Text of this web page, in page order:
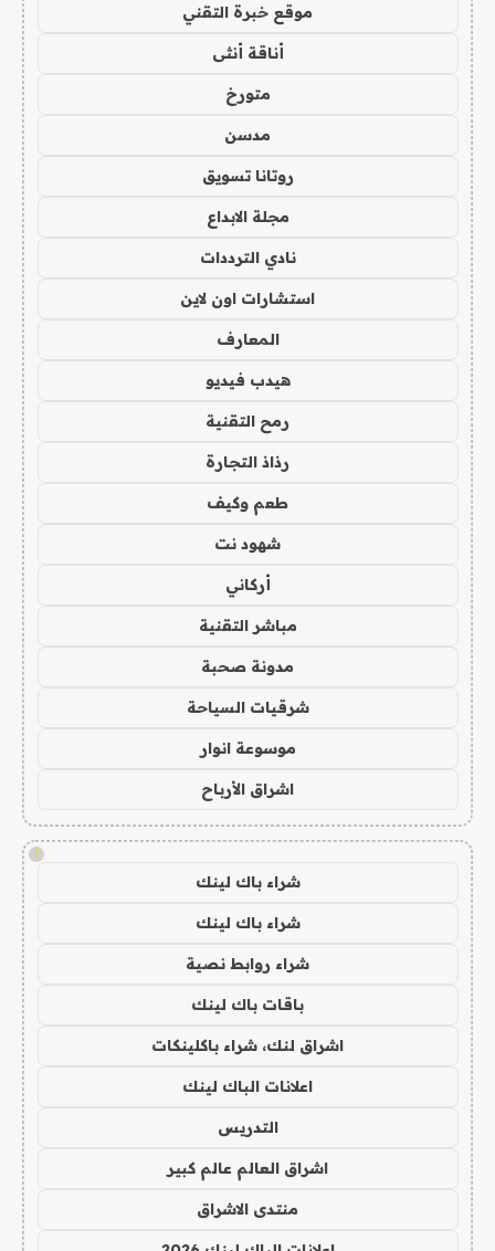
موقع خبرة التقني
أناقة أنثى
متورخ
مدسن
روتانا تسويق
مجلة الابداع
نادي الترددات
استشارات اون لاين
المعارف
هيدب فيديو
رمح التقنية
رذاذ التجارة
طعم وكيف
شهود نت
أركاني
مباشر التقنية
مدونة صحبة
شرقيات السياحة
موسوعة انوار
اشراق الأرباح
!
شراء باك لينك
شراء باك لينك
شراء روابط نصية
باقات باك لينك
اشراق لنك، شراء باكلينكات
اعلانات الباك لينك
التدريس
اشراق العالم عالم كبير
منتدى الاشراق